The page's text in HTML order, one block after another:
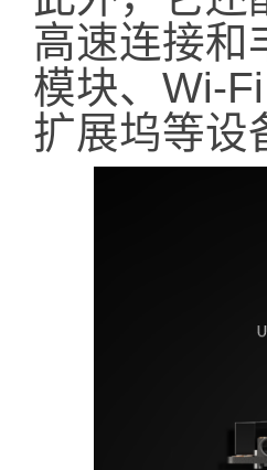
高速连接和
模块、Wi-
扩展坞等设